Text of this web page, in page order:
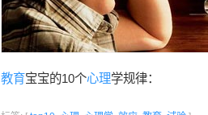
教育宝宝的10个心理学规律：